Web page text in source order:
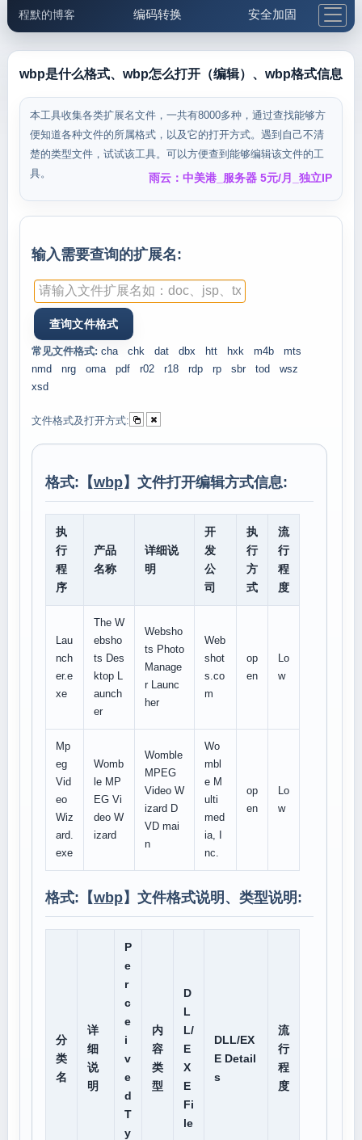
程默的博客 编码转换 安全加固
邮件工具 生活便民 更多工具
5.1支付宝大红包
wbp是什么格式、wbp怎么打开（编辑）、wbp格式信息
本工具收集各类扩展名文件，一共有8000多种，通过查找能够方
便知道各种文件的所属格式，以及它的打开方式。遇到自己不清
楚的类型文件，试试该工具。可以方便查到能够编辑该文件的工
具。
雨云：中美港_服务器 5元/月_独立IP
输入需要查询的扩展名:
常见文件格式: cha chk dat dbx htt hxk m4b
mts
nmd
nrg oma pdf r02 r18 rdp rp sbr tod
wsz
xsd
文件格式及打开方式:
格式:【wbp】文件打开编辑方式信息:
执
行
程
序
产品
名称
详细说
明
开
发
公
司
执
行
方
式
流
行
程
度
Lau
nch
er.e
xe
The W
ebsho
ts Des
ktop L
aunch
er
Websho
ts Photo
Manage
r Launc
her
Web
shot
s.co
m
op
en
Lo
w
Mp
eg
Vid
eo
Wiz
ard.
exe
Womb
le MP
EG Vi
deo W
izard
Womble
MPEG
Video W
izard D
VD mai
n
Wo
mbl
e M
ulti
med
ia, I
nc.
op
en
Lo
w
格式:【wbp】文件格式说明、类型说明:
分
类
名
详
细
说
明
P
e
r
c
e
i
v
e
d
T
y
内
容
类
型
D
L
L/
E
X
E
Fi
le
DLL/EX
E Detail
s
流
行
程
度